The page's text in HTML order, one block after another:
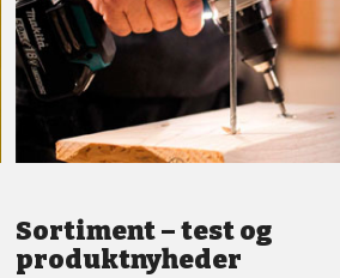
Sortiment – test og
produktnyheder